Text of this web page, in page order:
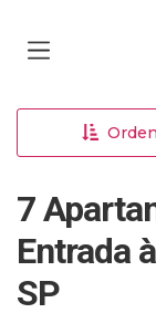
7
Entrada
SP